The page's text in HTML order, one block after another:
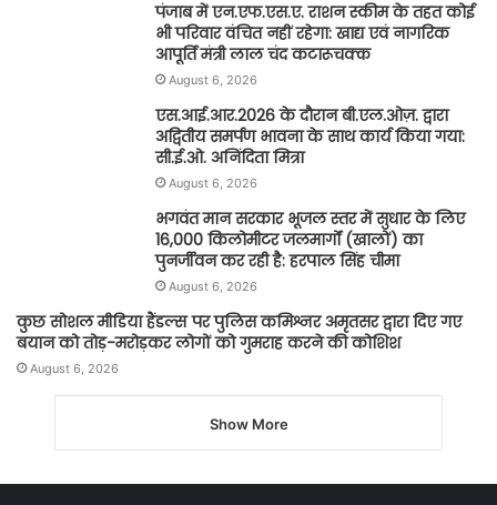
पंजाब में एन.एफ.एस.ए. राशन स्कीम के तहत कोई
भी परिवार वंचित नहीं रहेगा: खाद्य एवं नागरिक
आपूर्ति मंत्री लाल चंद कटारूचक्क
August 6, 2026
एस.आई.आर.2026 के दौरान बी.एल.ओज़. द्वारा
अद्वितीय समर्पण भावना के साथ कार्य किया गया:
सी.ई.ओ. अनिंदिता मित्रा
August 6, 2026
भगवंत मान सरकार भूजल स्तर में सुधार के लिए
16,000 किलोमीटर जलमार्गों (खालों) का
पुनर्जीवन कर रही है: हरपाल सिंह चीमा
August 6, 2026
कुछ सोशल मीडिया हैंडल्स पर पुलिस कमिश्नर अमृतसर द्वारा दिए गए
बयान को तोड़-मरोड़कर लोगों को गुमराह करने की कोशिश
August 6, 2026
Show More